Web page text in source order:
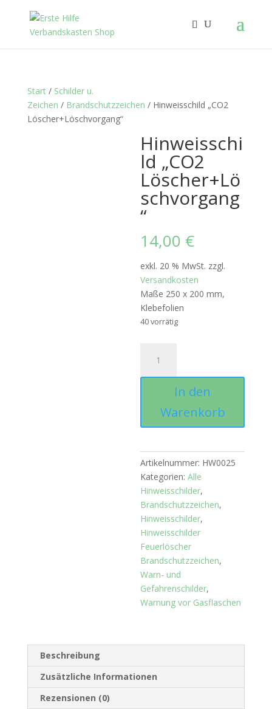
Start/ Schilder u.
Zeichen / Brandschutzzeichen / Hinweisschild „CO2
Löscher+Löschvorgang“
Hinweisschi
ld „CO2
Löscher+Lö
schvorgang
“
14,00 €
exkl. 20 % MwSt. zzgl.
Versandkosten
Maße 250 x 200 mm,
Klebefolien
40 vorrätig
"CO2
Löscher+Löschvorgang"
In den
Warenkorb
Artikelnummer: HW0025
Kategorien:Alle
Hinweisschilder,
Brandschutzzeichen,
Hinweisschilder,
Hinweisschilder
Feuerlöscher
Brandschutzzeichen,
Warn- und
Gefahrenschilder,
Warnung vor Gasflaschen
Beschreibung
Zusätzliche Informationen
Rezensionen (0)